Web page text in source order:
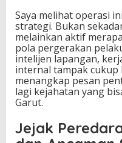
Saya melihat operasi
strategi. Bukan
melainkan aktif
pola pergerakan
intelijen lapangan,
internal tampak cukup
menangkap pesan
lagi kejahatan yang
Garut.
Jejak